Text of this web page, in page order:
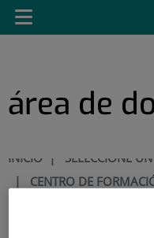
Saltar al contenido
Saltar
área de
Toggle
navigation
INICIO | SELECCIONE
| CENTRO DE
FORMULARIO